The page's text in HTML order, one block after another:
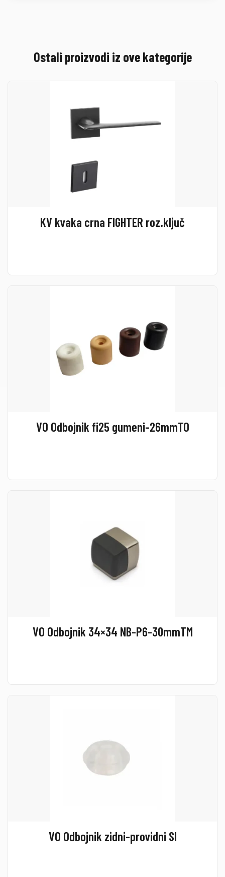
Ostali proizvodi iz ove kategorije
KV kvaka crna FIGHTER roz.ključ
VO Odbojnik fi25 gumeni-26mmTO
VO Odbojnik 34×34 NB-P6-30mmTM
VO Odbojnik zidni-providni SI